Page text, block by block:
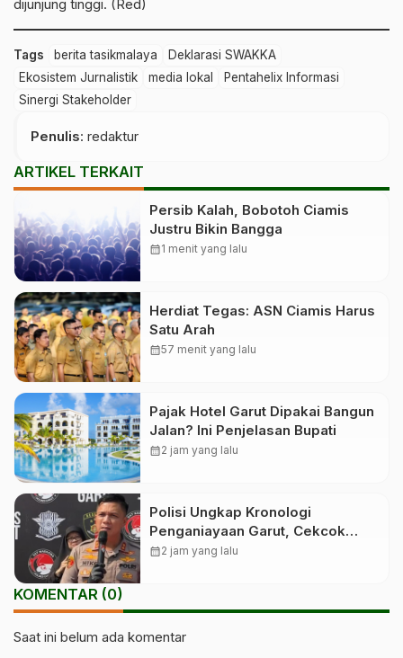
dijunjung tinggi. (Red)
Tags berita tasikmalaya
Deklarasi SWAKKA
Ekosistem Jurnalistik
media lokal
Pentahelix Informasi
Sinergi Stakeholder
Penulis: redaktur
ARTIKEL TERKAIT
Persib Kalah, Bobotoh Ciamis
Justru Bikin Bangga
calendar_month1 menit yang lalu
Herdiat Tegas: ASN Ciamis Harus
Satu Arah
calendar_month57 menit yang lalu
Pajak Hotel Garut Dipakai Bangun
Jalan? Ini Penjelasan Bupati
calendar_month2 jam yang lalu
Polisi Ungkap Kronologi
Penganiayaan Garut, Cekcok
Berujung Maut
calendar_month2 jam yang lalu
KOMENTAR (0)
Saat ini belum ada komentar